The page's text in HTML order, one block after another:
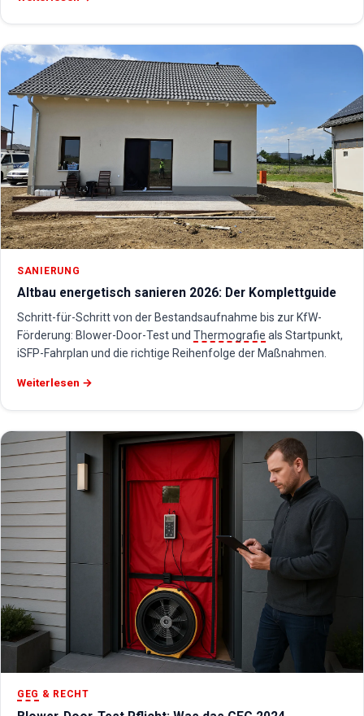
SANIERUNG
Altbau energetisch sanieren 2026: Der Komplettguide
Schritt-für-Schritt von der Bestandsaufnahme bis zur KfW-
Förderung: Blower-Door-Test und Thermografie als Startpunkt,
iSFP-Fahrplan und die richtige Reihenfolge der Maßnahmen.
Weiterlesen →
GEG & RECHT